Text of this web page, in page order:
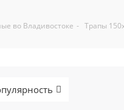
во Владивостоке - Трапы